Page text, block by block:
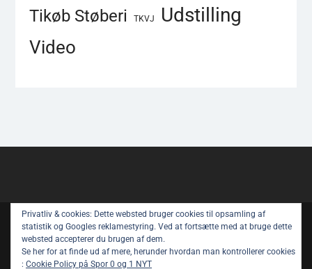
Tikøb Støberi TKVJ Udstilling
Video
Copyright © All rights reserved.
Spor 1 Nyt – Youtube
Privatlivspolitik
Privatliv & cookies: Dette websted bruger cookies til opsamling af
statistik og Googles reklamestyring. Ved at fortsætte med at bruge dette
websted accepterer du brugen af ​​dem.
Se her for at finde ud af mere, herunder hvordan man kontrollerer cookies
: Cookie Policy på Spor 0 og 1 NYT